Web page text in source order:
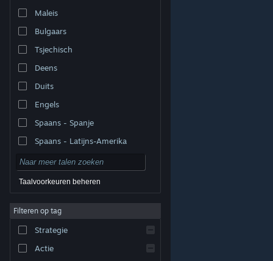
© Valve Corporation. Alle rechten voorbehouden. Alle
handelsmerken zijn eigendom van hun respectieve
Privacybeleid|Juridische informatie
Toegankelijkheid
|
Terugbetalingen
Maleis
Bulgaars
Tsjechisch
Deens
Duits
Engels
Spaans - Spanje
Spaans - Latijns-Amerika
Taalvoorkeuren beheren
Filteren op tag
Strategie
Actie